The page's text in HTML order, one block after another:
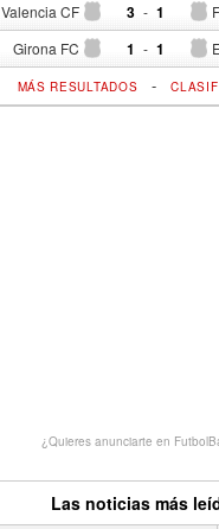
Valencia CF 3 - 1
Girona FC 1 - 1
MÁS RESULTADOS -
¿Quieres anunciarte en
Las noticias más